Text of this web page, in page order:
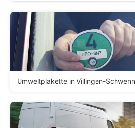
Umweltplakette in Villingen-